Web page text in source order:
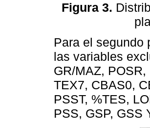
Figura 3.
Para el segundo
las variables
GR/MAZ,
TEX7, CBAS0,
PSST, %TES,
PSS, GSP, GSS